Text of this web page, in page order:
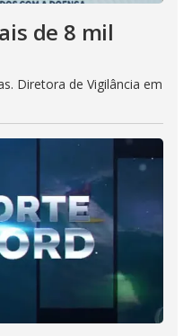
de 8 mil
Diretora de Vigilância em